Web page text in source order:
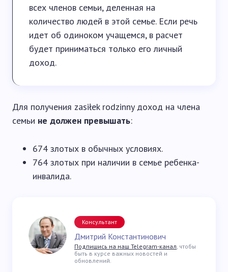
всех членов семьи, деленная на
количество людей в этой семье. Если речь
идет об одиноком учащемся, в расчет
будет приниматься только его личный
доход.
Для получения zasiłek rodzinny доход на члена
семьи не должен превышать:
674 злотых в обычных условиях.
764 злотых при наличии в семье ребенка-
инвалида.
Консультант
Дмитрий Константинович
Подпишись на наш Telegram-канал, чтобы
быть в курсе важных новостей и
обновлений.